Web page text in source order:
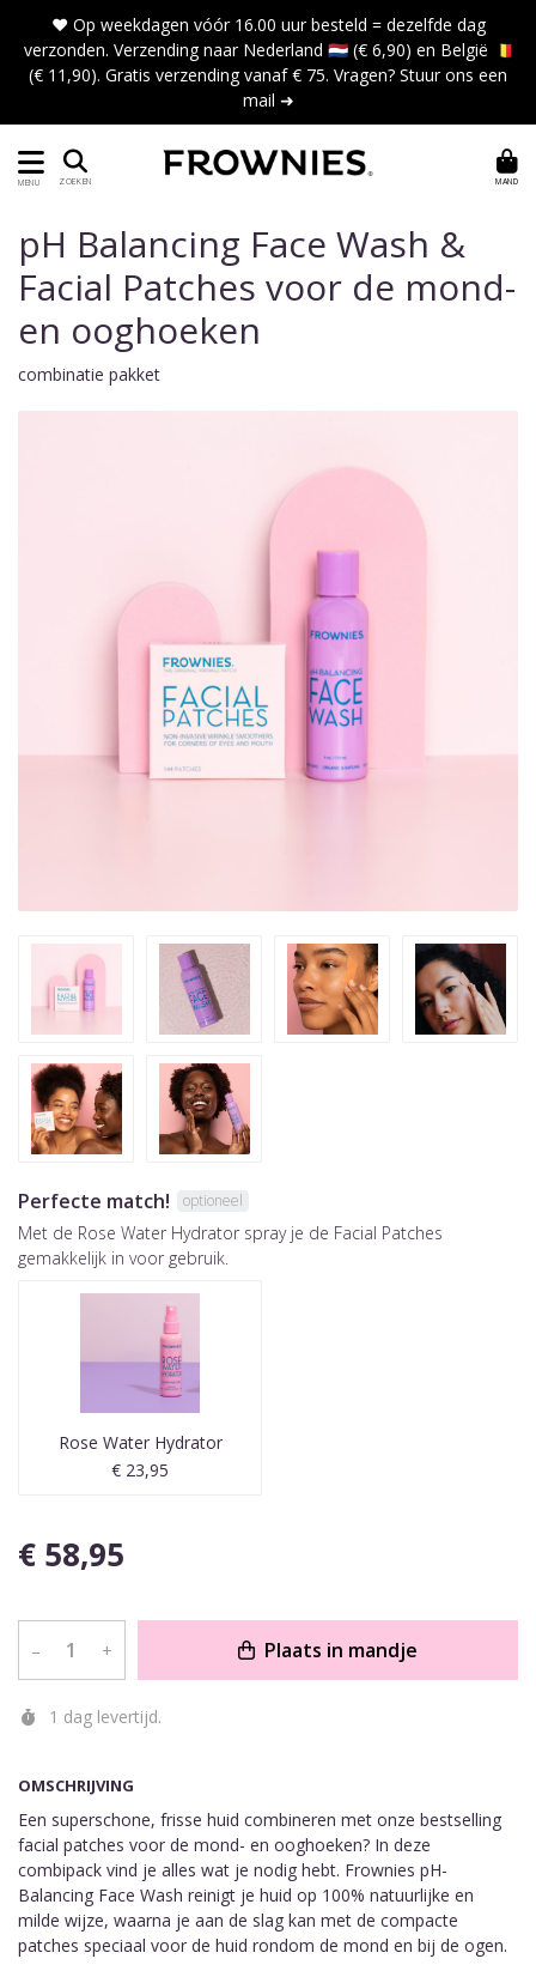
❤️ Op weekdagen vóór 16.00 uur besteld = dezelfde dag
verzonden. Verzending naar Nederland 🇳🇱 (€ 6,90) en België 🇧🇪
(€ 11,90). Gratis verzending vanaf € 75. Vragen? Stuur ons een
mail ➜
MENU ZOEKEN MAND
OMSCHRIJVING
Een superschone, frisse huid combineren met onze bestselling
facial patches voor de mond- en ooghoeken? In deze
combipack vind je alles wat je nodig hebt. Frownies pH-
Balancing Face Wash reinigt je huid op 100% natuurlijke en
milde wijze, waarna je aan de slag kan met de compacte
patches speciaal voor de huid rondom de mond en bij de ogen.
pH Balancing Face Wash &
Facial Patches voor de mond-
en ooghoeken
combinatie pakket
Perfecte match! optioneel
Met de Rose Water Hydrator spray je de Facial Patches
gemakkelijk in voor gebruik.
Rose Water Hydrator
€ 23,95
€ 58,95
– + Plaats in mandje
1 dag levertijd.